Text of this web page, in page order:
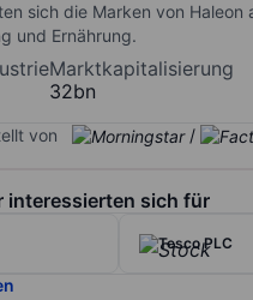
sich die Marken von
und Ernährung.
Marktkapitalisierung
32bn
von /
interessierten sich für
Tesco PLC